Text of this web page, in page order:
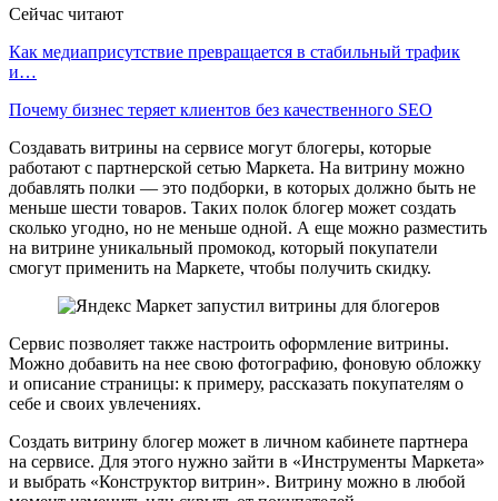
Сейчас читают
Как медиаприсутствие превращается в стабильный трафик
и…
Почему бизнес теряет клиентов без качественного SEO
Создавать витрины на сервисе могут блогеры, которые
работают с партнерской сетью Маркета. На витрину можно
добавлять полки — это подборки, в которых должно быть не
меньше шести товаров. Таких полок блогер может создать
сколько угодно, но не меньше одной. А еще можно разместить
на витрине уникальный промокод, который покупатели
смогут применить на Маркете, чтобы получить скидку.
Сервис позволяет также настроить оформление витрины.
Можно добавить на нее свою фотографию, фоновую обложку
и описание страницы: к примеру, рассказать покупателям о
себе и своих увлечениях.
Создать витрину блогер может в личном кабинете партнера
на сервисе. Для этого нужно зайти в «Инструменты Маркета»
и выбрать «Конструктор витрин». Витрину можно в любой